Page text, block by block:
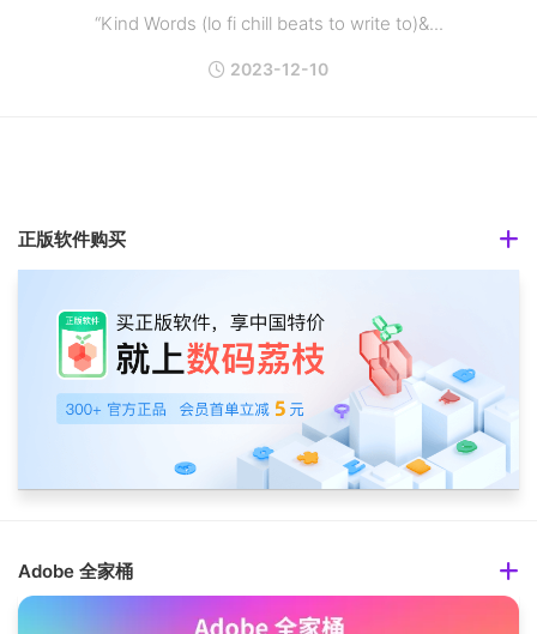
“Kind Words (lo fi chill beats to write to)&...
2023-12-10
正版软件购买
Adobe 全家桶